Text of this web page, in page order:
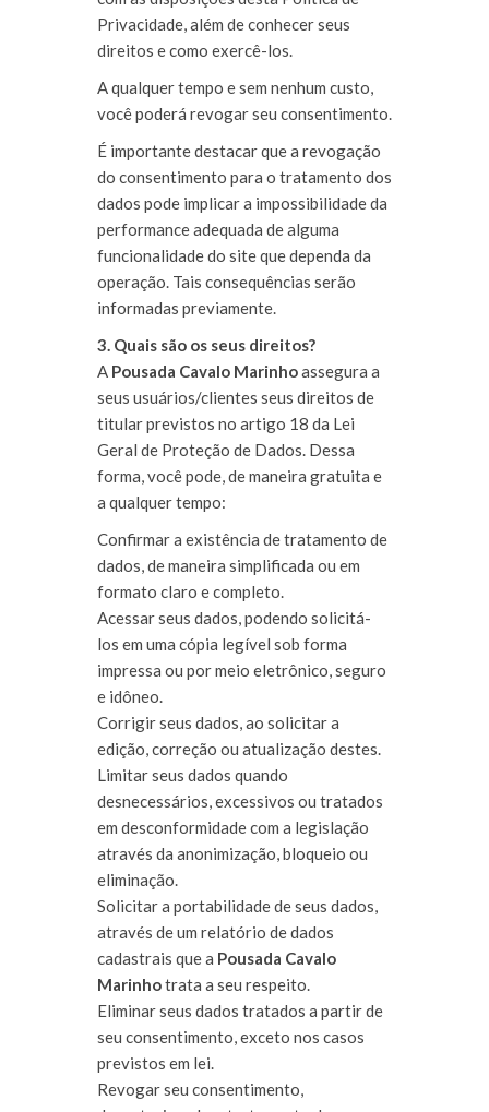
Privacidade, além de conhecer seus
direitos e como exercê-los.
A qualquer tempo e sem nenhum custo,
você poderá revogar seu consentimento.
É importante destacar que a revogação
do consentimento para o tratamento dos
dados pode implicar a impossibilidade da
performance adequada de alguma
funcionalidade do site que dependa da
operação. Tais consequências serão
informadas previamente.
3. Quais são os seus direitos?
A Pousada Cavalo Marinhoassegura a
seus usuários/clientes seus direitos de
titular previstos no artigo 18 da Lei
Geral de Proteção de Dados. Dessa
forma, você pode, de maneira gratuita e
a qualquer tempo:
Confirmar a existência de tratamento de
dados, de maneira simplificada ou em
formato claro e completo.
Acessar seus dados, podendo solicitá-
los em uma cópia legível sob forma
impressa ou por meio eletrônico, seguro
e idôneo.
Corrigir seus dados, ao solicitar a
edição, correção ou atualização destes.
Limitar seus dados quando
desnecessários, excessivos ou tratados
em desconformidade com a legislação
através da anonimização, bloqueio ou
eliminação.
Solicitar a portabilidade de seus dados,
através de um relatório de dados
cadastrais quea Pousada Cavalo
Marinhotrata a seu respeito.
Eliminar seus dados tratados a partir de
seu consentimento, exceto nos casos
previstos em lei.
Revogar seu consentimento,